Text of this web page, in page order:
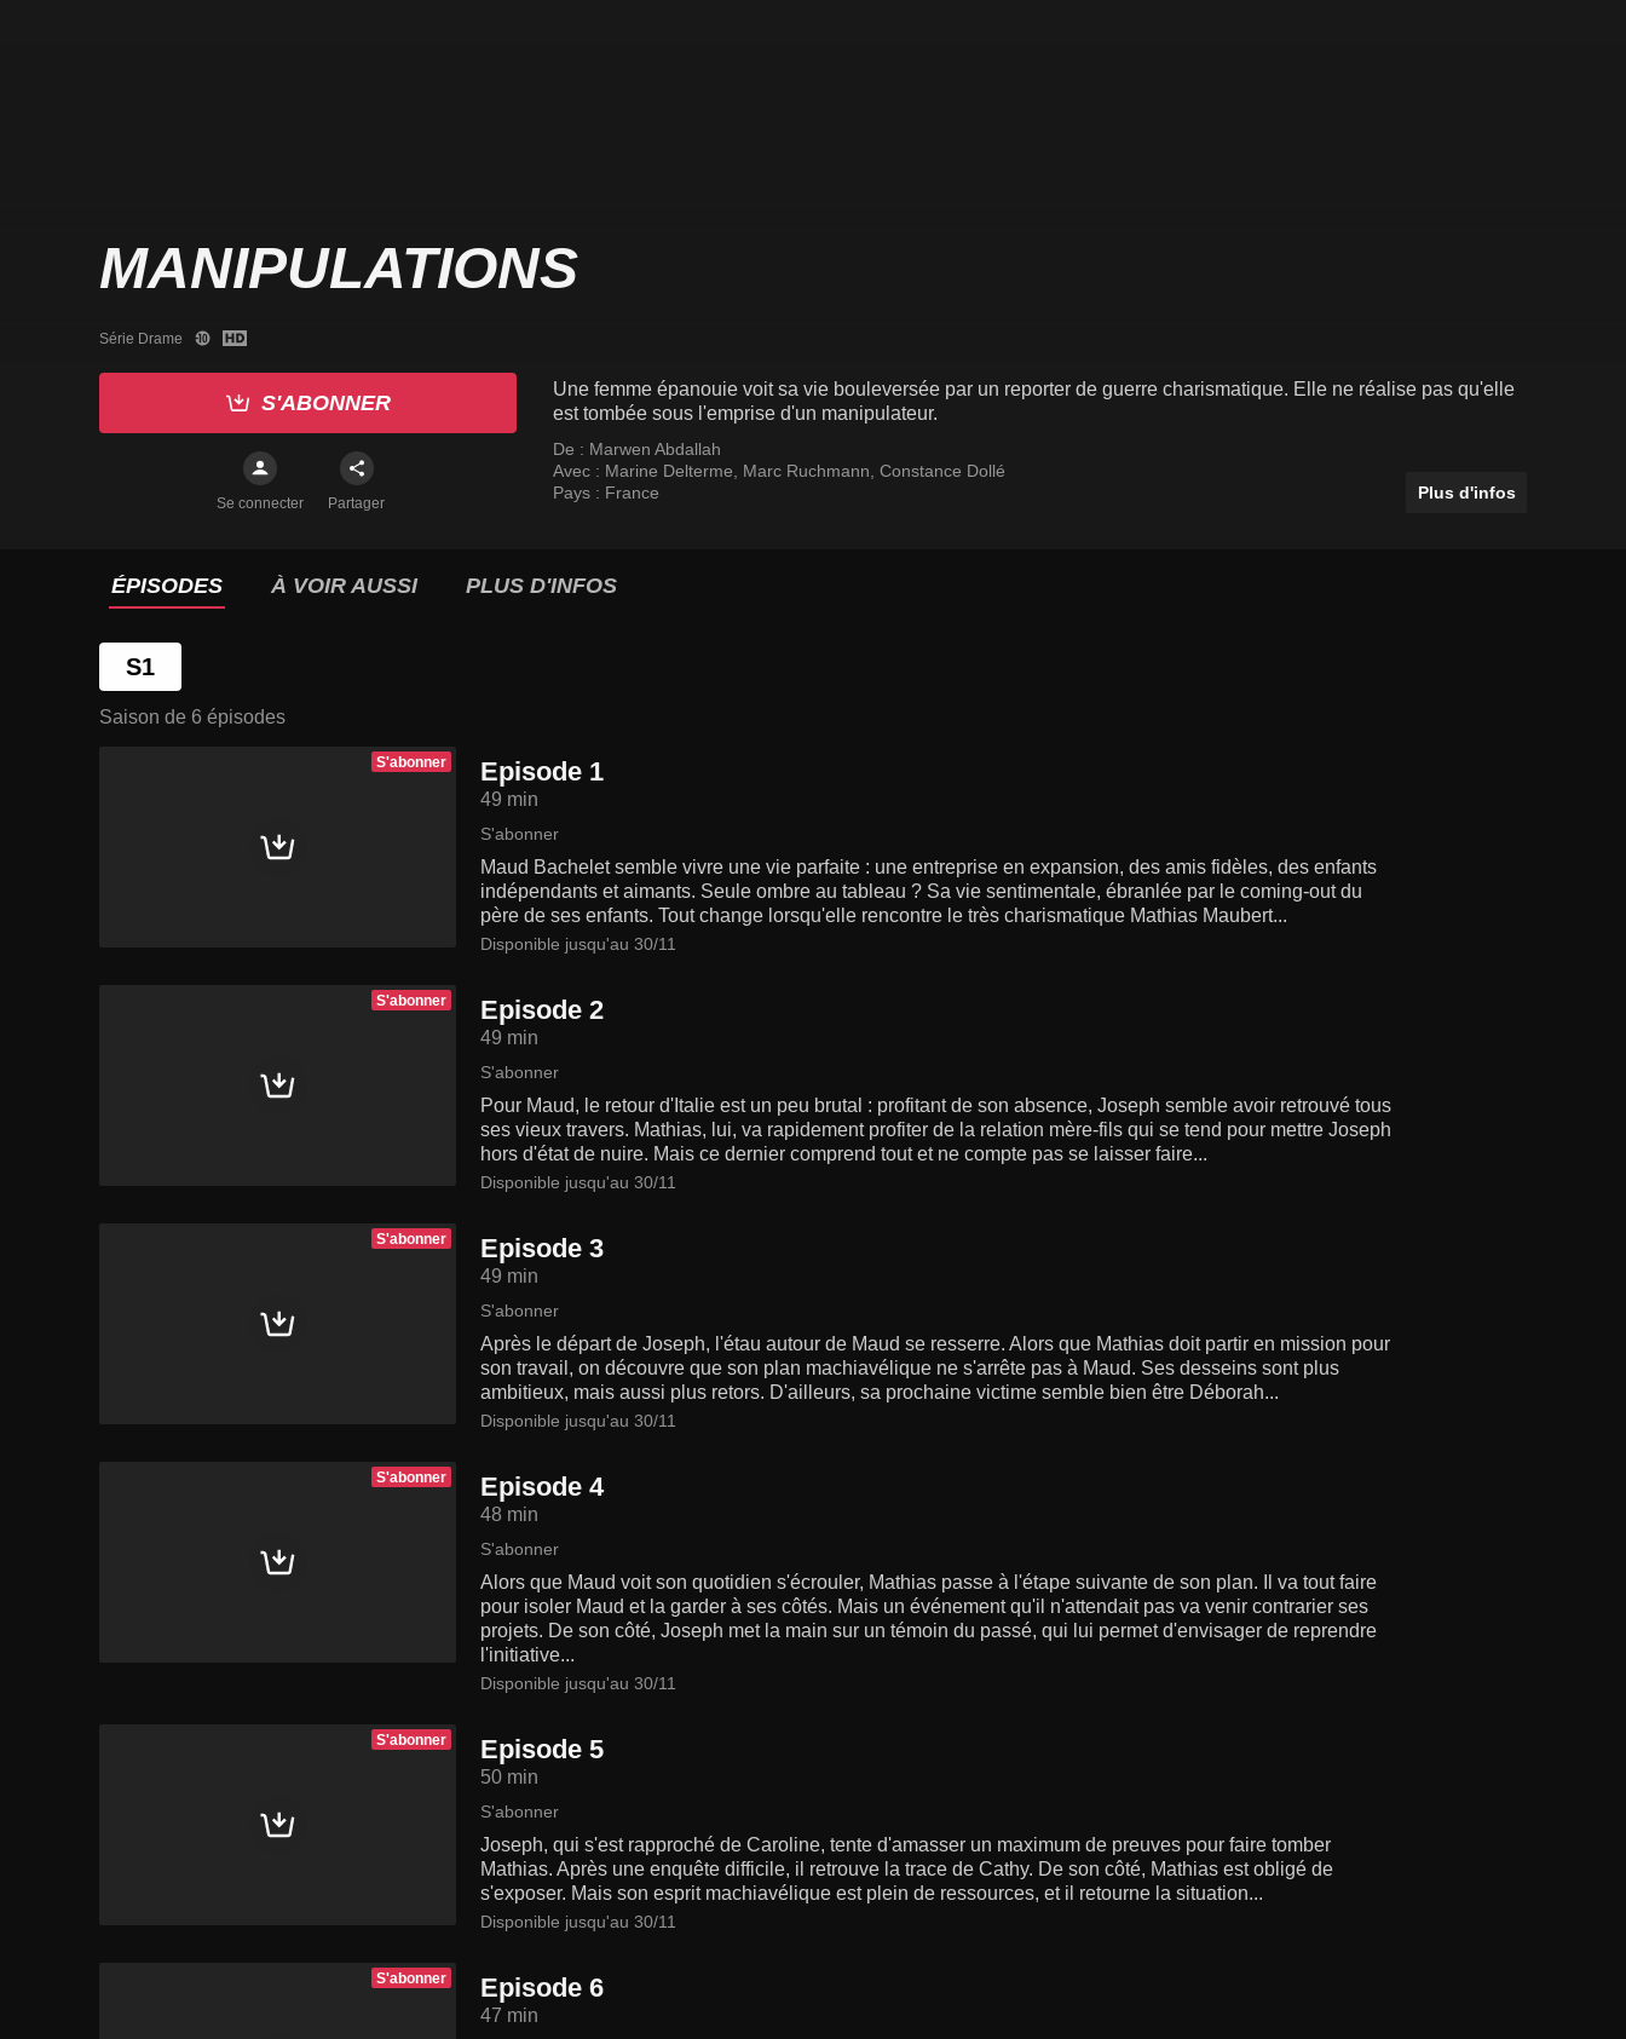
MANIPULATIONS
Série Drame
S'ABONNER
Se connecter Partager
Une femme épanouie voit sa vie bouleversée par un reporter de guerre charismatique. Elle ne réalise pas qu'elle
est tombée sous l'emprise d'un manipulateur.
De : Marwen Abdallah
Avec : Marine Delterme Marc Ruchmann Constance Dollé
Pays : France Plus d'infos
ÉPISODES À VOIR AUSSI PLUS D'INFOS
S1
Saison de 6 épisodes
S'abonner Episode 1
49 min
S'abonner
Maud Bachelet semble vivre une vie parfaite : une entreprise en expansion, des amis fidèles, des enfants
indépendants et aimants. Seule ombre au tableau ? Sa vie sentimentale, ébranlée par le coming-out du
père de ses enfants. Tout change lorsqu'elle rencontre le très charismatique Mathias Maubert...
Disponible jusqu'au 30/11
S'abonner Episode 2
49 min
S'abonner
Pour Maud, le retour d'Italie est un peu brutal : profitant de son absence, Joseph semble avoir retrouvé tous
ses vieux travers. Mathias, lui, va rapidement profiter de la relation mère-fils qui se tend pour mettre Joseph
hors d'état de nuire. Mais ce dernier comprend tout et ne compte pas se laisser faire...
Disponible jusqu'au 30/11
S'abonner Episode 3
49 min
S'abonner
Après le départ de Joseph, l'étau autour de Maud se resserre. Alors que Mathias doit partir en mission pour
son travail, on découvre que son plan machiavélique ne s'arrête pas à Maud. Ses desseins sont plus
ambitieux, mais aussi plus retors. D'ailleurs, sa prochaine victime semble bien être Déborah...
Disponible jusqu'au 30/11
S'abonner Episode 4
48 min
S'abonner
Alors que Maud voit son quotidien s'écrouler, Mathias passe à l'étape suivante de son plan. Il va tout faire
pour isoler Maud et la garder à ses côtés. Mais un événement qu'il n'attendait pas va venir contrarier ses
projets. De son côté, Joseph met la main sur un témoin du passé, qui lui permet d'envisager de reprendre
l'initiative...
Disponible jusqu'au 30/11
S'abonner Episode 5
50 min
S'abonner
Joseph, qui s'est rapproché de Caroline, tente d'amasser un maximum de preuves pour faire tomber
Mathias. Après une enquête difficile, il retrouve la trace de Cathy. De son côté, Mathias est obligé de
s'exposer. Mais son esprit machiavélique est plein de ressources, et il retourne la situation...
Disponible jusqu'au 30/11
S'abonner Episode 6
47 min